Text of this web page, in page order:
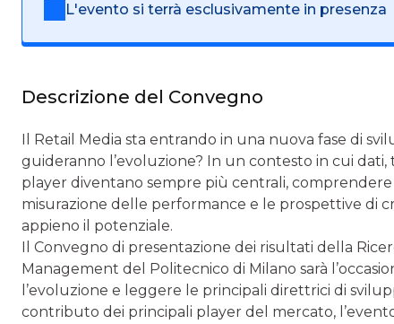
L'evento si terrà esclusivamente in presenza
Descrizione del Convegno
Il Retail Media sta entrando in una nuova fase di
guideranno l’evoluzione? In un contesto in cui
player diventano sempre più centrali,
misurazione delle performance e le prospettive di
appieno il potenziale.
Il Convegno di presentazione dei risultati della
Management del Politecnico di Milano sarà
l’evoluzione e leggere le principali direttrici di
contributo dei principali player del mercato,